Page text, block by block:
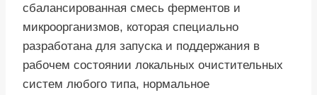
сбалансированная смесь ферментов и
микроорганизмов, которая специально
разработана для запуска и поддержания в
рабочем состоянии локальных очистительных
систем любого типа, нормальное